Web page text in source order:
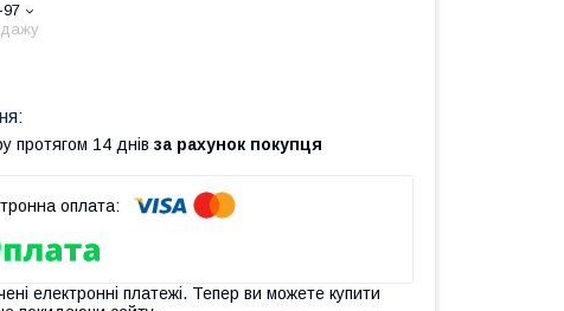
97
протягом 14 днів за рахунок покупця
електронні платежі. Тепер ви можете купити